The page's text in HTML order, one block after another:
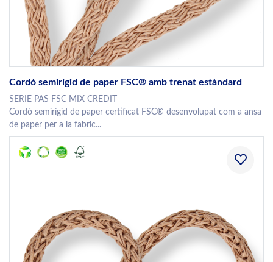
Cordó semirígid de paper FSC® amb trenat estàndard
SERIE PAS FSC MIX CREDIT
Cordó semirígid de paper certificat FSC® desenvolupat com a ansa
de paper per a la fabric...